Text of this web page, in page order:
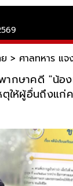
> ศาลทหาร แ
กษาคดี "น้อง
ตุให้ผู้อื่นถึงแก่